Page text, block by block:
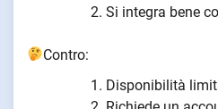
Si integra bene
Contro:
Disponibilità